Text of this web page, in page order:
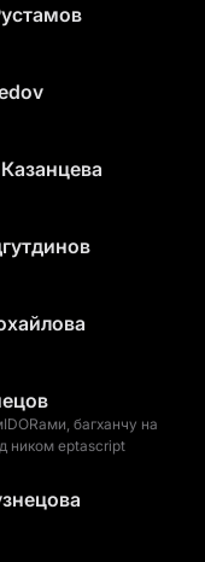
багханчу на
ником eptascript